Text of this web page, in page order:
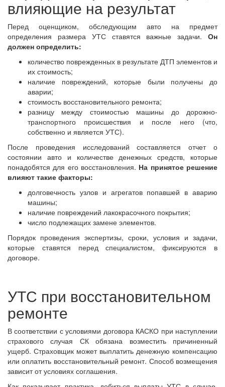
влияющие на результат
Перед оценщиком, обследующим авто на предмет
определения размера УТС ставятся важные задачи. Он
должен определить:
количество поврежденных в результате ДТП элементов и
их стоимость;
наличие повреждений, которые были получены до
аварии;
стоимость восстановительного ремонта;
разницу между стоимостью машины до дорожно-
транспортного происшествия и после него (что,
собственно и является УТС).
После проведения исследований составляется отчет о
состоянии авто и количестве денежных средств, которые
понадобятся для его восстановления. На принятое решение
влияют такие факторы:
долговечность узлов и агрегатов попавшей в аварию
машины;
наличие повреждений лакокрасочного покрытия;
число подлежащих замене элементов.
Порядок проведения экспертизы, сроки, условия и задачи,
которые ставятся перед специалистом, фиксируются в
договоре.
УТС при восстановительном
ремонте
В соответствии с условиями договора КАСКО при наступлении
страхового случая СК обязана возместить причиненный
ущерб. Страховщик может выплатить денежную компенсацию
или оплатить восстановительный ремонт. Способ возмещения
зависит от условиях соглашения.